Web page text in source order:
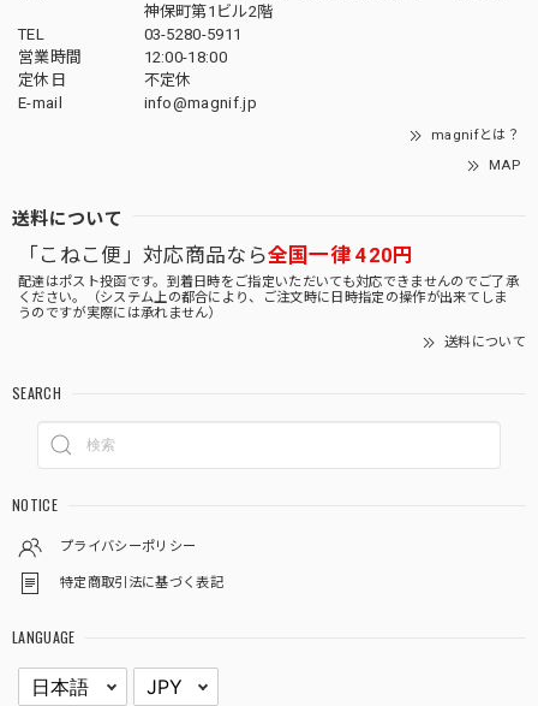
神保町第1ビル2階
TEL
03-5280-5911
営業時間
12:00-18:00
定休日
不定休
E-mail
info@magnif.jp
magnifとは？
MAP
送料について
「こねこ便」対応商品なら全国一律 420円
配達はポスト投函です。到着日時をご指定いただいても対応できませんのでご了承
ください。（システム上の都合により、ご注文時に日時指定の操作が出来てしま
うのですが実際には承れません）
送料について
SEARCH
NOTICE
プライバシーポリシー
特定商取引法に基づく表記
LANGUAGE